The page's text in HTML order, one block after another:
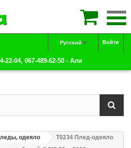
Войти
Русский
22-04, 067-489-62-50 - Али
одеяло
Т0234 Плед-одеяло
